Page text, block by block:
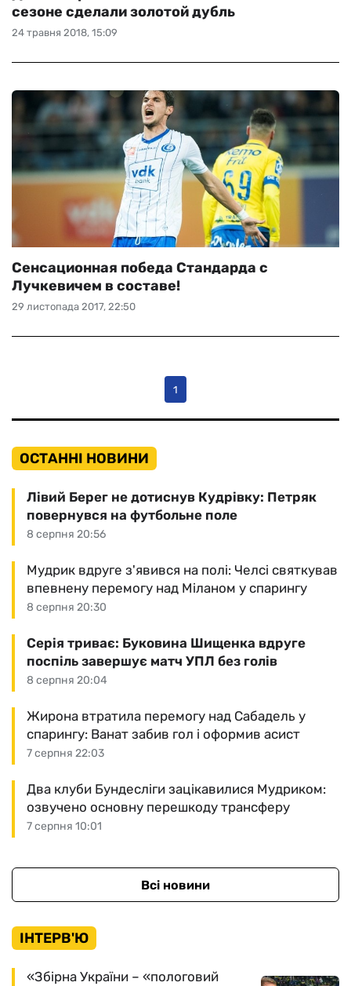
24 травня 2018, 15:09
сезоне сделали золотой дубль
29 листопада 2017, 22:50
Сенсационная победа Стандарда с
Лучкевичем в составе!
1
ОСТАННІ НОВИНИ
8 серпня 20:56
Лівий Берег не дотиснув Кудрівку: Петряк
повернувся на футбольне поле
8 серпня 20:30
Мудрик вдруге з'явився на полі: Челсі святкував
впевнену перемогу над Міланом у спарингу
8 серпня 20:04
Серія триває: Буковина Шищенка вдруге
поспіль завершує матч УПЛ без голів
7 серпня 22:03
Жирона втратила перемогу над Сабадель у
спарингу: Ванат забив гол і оформив асист
7 серпня 10:01
Два клуби Бундесліги зацікавилися Мудриком:
озвучено основну перешкоду трансферу
Всі новини
ІНТЕРВ'Ю
«Збірна України – «пологовий